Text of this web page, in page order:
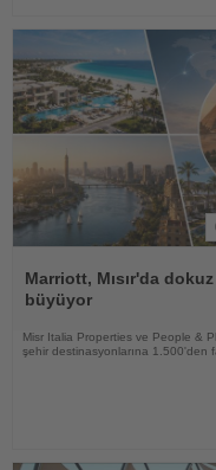
Oku
Marriott, Mısır'da
büyüyor
Misr Italia Properties ve People &
şehir destinasyonlarına 1.500'den